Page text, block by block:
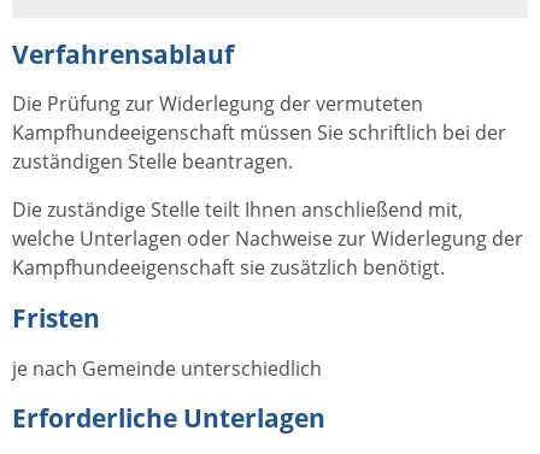
Verfahrensablauf
Die Prüfung zur Widerlegung der vermuteten
Kampfhundeeigenschaft müssen Sie schriftlich bei der
zuständigen Stelle beantragen.
Die zuständige Stelle teilt Ihnen anschließend mit,
welche Unterlagen oder Nachweise zur Widerlegung der
Kampfhundeeigenschaft sie zusätzlich benötigt.
Fristen
je nach Gemeinde unterschiedlich
Erforderliche Unterlagen